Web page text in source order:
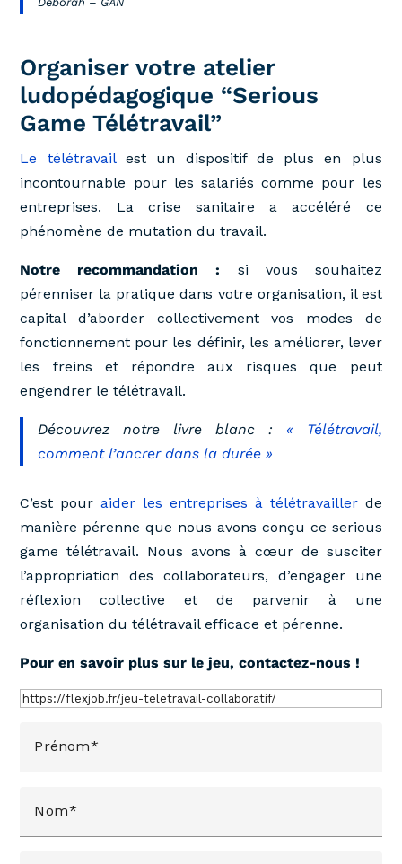
Organiser votre atelier
ludopédagogique “Serious
Game Télétravail”
Le télétravailest un dispositif de plus en plus
incontournable pour les salariés comme pour les
entreprises. La crise sanitaire a accéléré ce
phénomène de mutation du travail.
Notre recommandation : si vous souhaitez
pérenniser la pratique dans votre organisation, il est
capital d’aborder collectivement vos modes de
fonctionnement pour les définir, les améliorer, lever
les freins et répondre aux risques que peut
engendrer le télétravail.
Découvrez notre livre blanc : « Télétravail,
comment l’ancrer dans la durée »
C’est pouraider les entreprises à télétravailler de
manière pérenne que nous avons conçu ce serious
game télétravail. Nous avons à cœur de susciter
l’appropriation des collaborateurs, d’engager une
réflexion collective et de parvenir à une
organisation du télétravail efficace et pérenne.
Pour en savoir plus sur le jeu, contactez-nous !
Prénom
Nom